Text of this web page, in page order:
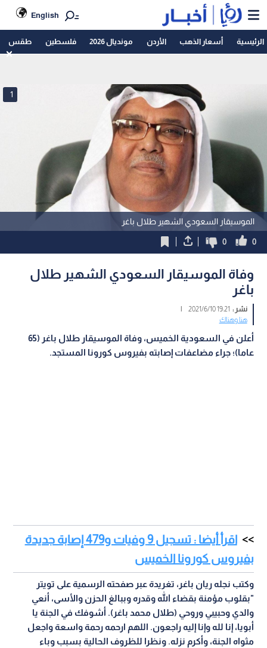
English
الرئيسية أسعار الذهب الأردن مونديال 2026 فلسطين طقس
الموسيقار السعودي الشهير طلال باغر
1
0
0
وفاة الموسيقار السعودي الشهير طلال
باغر
نشر : 19:21 2021/6/10
|
هنا وهناك
أعلن في السعودية الخميس، وفاة الموسيقار طلال باغر (65
عاما)؛ جراء مضاعفات إصابته بفيروس كورونا المستجد.
اقرأ أيضا : تسجيل 9 وفيات و479 إصابة جديدة
بفيروس كورونا الخميس
وكتب نجله ريان باغر، تغريدة عبر صفحته الرسمية على تويتر
"بقلوب مؤمنة بقضاء الله وقدره وببالغ الحزن والأسى، أنعي
والدي وحبيبي وروحي (طلال محمد باغر). أشوفك في الجنة يا
أبويا، إنا لله وإنا إليه راجعون. اللهم ارحمه رحمة واسعة واجعل
مثواه الجنة، وأكرم نزله. ونظرا للظروف الحالية بسبب وباء